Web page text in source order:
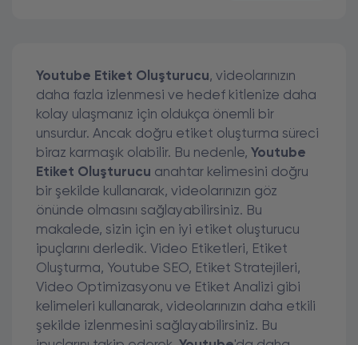
Youtube Etiket Oluşturucu, videolarınızın
daha fazla izlenmesi ve hedef kitlenize daha
kolay ulaşmanız için oldukça önemli bir
unsurdur. Ancak doğru etiket oluşturma süreci
biraz karmaşık olabilir. Bu nedenle, Youtube
Etiket Oluşturucu anahtar kelimesini doğru
bir şekilde kullanarak, videolarınızın göz
önünde olmasını sağlayabilirsiniz. Bu
makalede, sizin için en iyi etiket oluşturucu
ipuçlarını derledik. Video Etiketleri, Etiket
Oluşturma, Youtube SEO, Etiket Stratejileri,
Video Optimizasyonu ve Etiket Analizi gibi
kelimeleri kullanarak, videolarınızın daha etkili
şekilde izlenmesini sağlayabilirsiniz. Bu